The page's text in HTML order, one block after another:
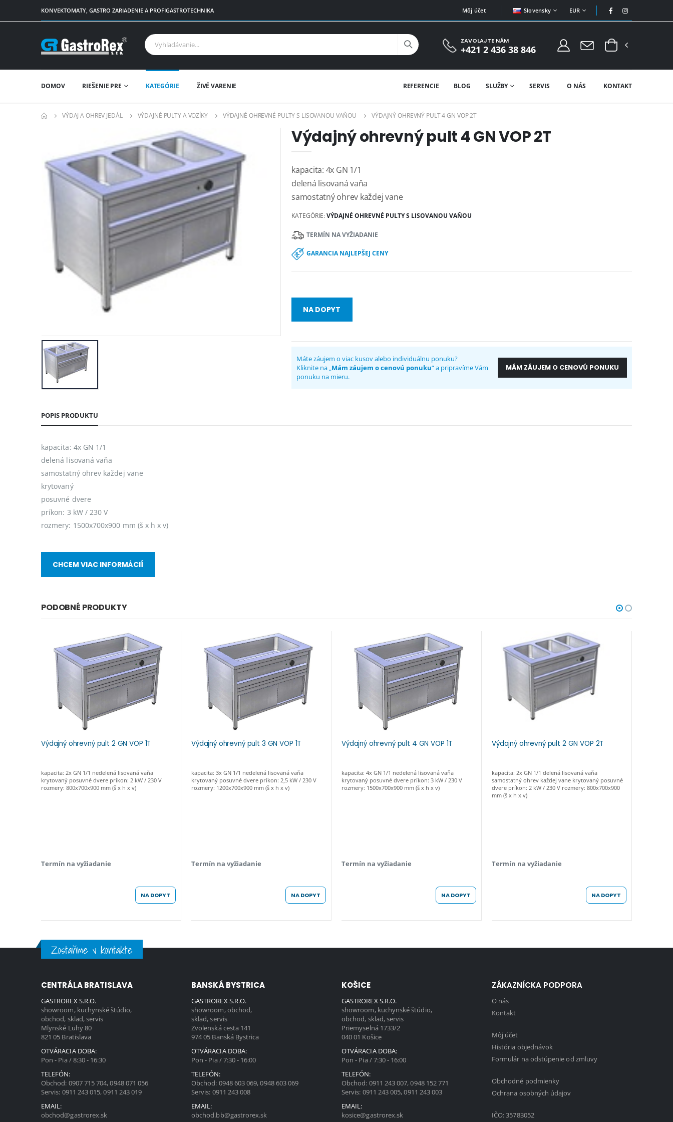
KONVEKTOMATY, GASTRO ZARIADENIE A PROFIGASTROTECHNIKA Môj účet Slovensky EUR
ZAVOLAJTE NÁM
+421 2 436 38 846
DOMOV RIEŠENIE PRE KATEGÓRIE ŽIVÉ VARENIE KONTAKT
O NÁS
SERVIS
SLUŽBY
BLOG
REFERENCIE
VÝDAJ A OHREV JEDÁL VÝDAJNÉ PULTY A VOZÍKY VÝDAJNÉ OHREVNÉ PULTY S LISOVANOU VAŇOU VÝDAJNÝ OHREVNÝ PULT 4 GN VOP 2T
Výdajný ohrevný pult 4 GN VOP 2T
kapacita: 4x GN 1/1
delená lisovaná vaňa
samostatný ohrev každej vane
KATEGÓRIE:VÝDAJNÉ OHREVNÉ PULTY S LISOVANOU VAŇOU
TERMÍN NA VYŽIADANIE
GARANCIA NAJLEPŠEJ CENY
NA DOPYT
Máte záujem o viac kusov alebo individuálnu ponuku?
Kliknite na „Mám záujem o cenovú ponuku“ a pripravíme Vám
ponuku na mieru.
MÁM ZÁUJEM O CENOVÚ PONUKU
POPIS PRODUKTU
kapacita: 4x GN 1/1
delená lisovaná vaňa
samostatný ohrev každej vane
krytovaný
posuvné dvere
príkon: 3 kW / 230 V
rozmery: 1500x700x900 mm (š x h x v)
CHCEM VIAC INFORMÁCIÍ
PODOBNÉ PRODUKTY
Výdajný ohrevný pult 2 GN VOP 1T
kapacita: 2x GN 1/1 nedelená lisovaná vaňa
krytovaný posuvné dvere príkon: 2 kW / 230 V
rozmery: 800x700x900 mm (š x h x v)
Termín na vyžiadanie
NA DOPYT
Výdajný ohrevný pult 3 GN VOP 1T
kapacita: 3x GN 1/1 nedelená lisovaná vaňa
krytovaný posuvné dvere príkon: 2,5 kW / 230 V
rozmery: 1200x700x900 mm (š x h x v)
Termín na vyžiadanie
NA DOPYT
Výdajný ohrevný pult 4 GN VOP 1T
kapacita: 4x GN 1/1 nedelená lisovaná vaňa
krytovaný posuvné dvere príkon: 3 kW / 230 V
rozmery: 1500x700x900 mm (š x h x v)
Termín na vyžiadanie
NA DOPYT
Výdajný ohrevný pult 2 GN VOP 2T
kapacita: 2x GN 1/1 delená lisovaná vaňa
samostatný ohrev každej vane krytovaný posuvné
dvere príkon: 2 kW / 230 V rozmery: 800x700x900
mm (š x h x v)
Termín na vyžiadanie
NA DOPYT
Zostaňme v kontakte
CENTRÁLA BRATISLAVA
GASTROREX S.R.O.
showroom, kuchynské štúdio,
obchod, sklad, servis
Mlynské Luhy 80
821 05 Bratislava
OTVÁRACIA DOBA:
Pon - Pia / 8:30 - 16:30
TELEFÓN:
Obchod: 0907 715 704,0948 071 056
Servis: 0911 243 015,0911 243 019
EMAIL:
obchod@gastrorex.sk
BANSKÁ BYSTRICA
GASTROREX S.R.O.
showroom, obchod,
sklad, servis
Zvolenská cesta 141
974 05 Banská Bystrica
OTVÁRACIA DOBA:
Pon - Pia / 7:30 - 16:00
TELEFÓN:
Obchod: 0948 603 069,0948 603 069
Servis: 0911 243 008
EMAIL:
obchod.bb@gastrorex.sk
KOŠICE
GASTROREX S.R.O.
showroom, kuchynské štúdio,
obchod, sklad, servis
Priemyselná 1733/2
040 01 Košice
OTVÁRACIA DOBA:
Pon - Pia / 7:30 - 16:00
TELEFÓN:
Obchod: 0911 243 007,0948 152 771
Servis: 0911 243 005,0911 243 003
EMAIL:
kosice@gastrorex.sk
ZÁKAZNÍCKA PODPORA
O nás
Kontakt
Môj účet
História objednávok
Formulár na odstúpenie od zmluvy
Obchodné podmienky
Ochrana osobných údajov
IČO: 35783052